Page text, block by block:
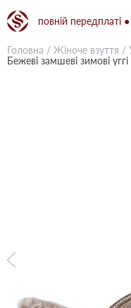
повній передплаті ●
Головна / Жіноче взуття /
Бежевi замшеві зимові уггі